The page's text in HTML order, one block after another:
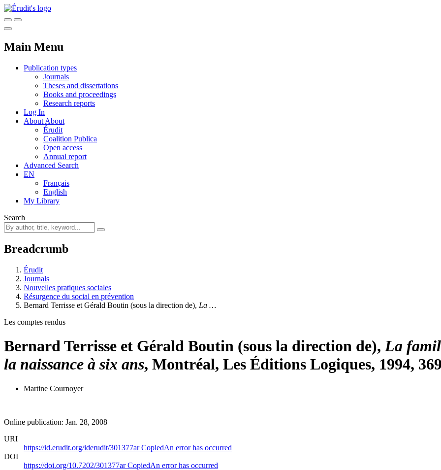
Main Menu
Publication types
Journals
Theses and dissertations
Books and proceedings
Research reports
Log In
About About
Érudit
Coalition Publica
Open access
Annual report
Advanced Search
EN
Français
English
My Library
Search
Breadcrumb
Érudit
Journals
Nouvelles pratiques sociales
Résurgence du social en prévention
Bernard Terrisse et Gérald Boutin (sous la direction de), La …
Les comptes rendus
Bernard Terrisse et Gérald Boutin (sous la direction de), La
la naissance à six ans, Montréal, Les Éditions Logiques, 1994,
Martine Cournoyer
Online publication: Jan. 28, 2008
URI
https://id.erudit.org/iderudit/301377arCopiedAn error has occurred
DOI
https://doi.org/10.7202/301377arCopiedAn error has occurred